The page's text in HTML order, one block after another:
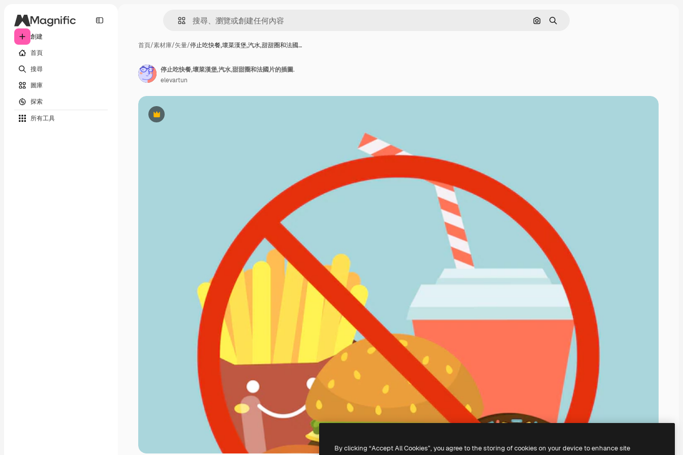
創建
首頁
搜尋
圖庫
探索
所有工具
通過圖像搜索
搜尋
首頁/素材庫/矢量/停止吃快餐,壞菜漢堡,汽水,甜甜圈和法國…
Premium
停止吃快餐,壞菜漢堡,汽水,甜甜圈和法國片的插圖.
elevartun
By clicking “Accept All Cookies”, you agree to the storing of cookies on your device to enhance site